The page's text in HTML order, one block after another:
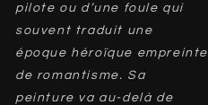
pilote ou d’une foule qui
souvent traduit une
époque héroïque empreinte
de romantisme. Sa
peinture va au-delà de